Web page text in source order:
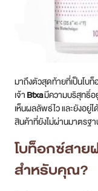
มาถึงตัวสุดท้ายที่เป็นโบ
เจ้าBtxaมีความบริสุทธิ์อ
เห็นผลลัพธ์ไว และยังอยู่
สินค้าที่ยังไม่ผ่านมาตรฐ
โบท็อกซ์สาย
สำหรับคุณ?